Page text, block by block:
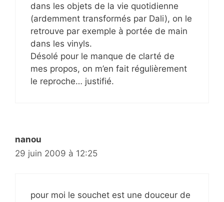
dans les objets de la vie quotidienne
(ardemment transformés par Dali), on le
retrouve par exemple à portée de main
dans les vinyls.
Désolé pour le manque de clarté de
mes propos, on m’en fait régulièrement
le reproche… justifié.
nanou
29 juin 2009 à 12:25
pour moi le souchet est une douceur de